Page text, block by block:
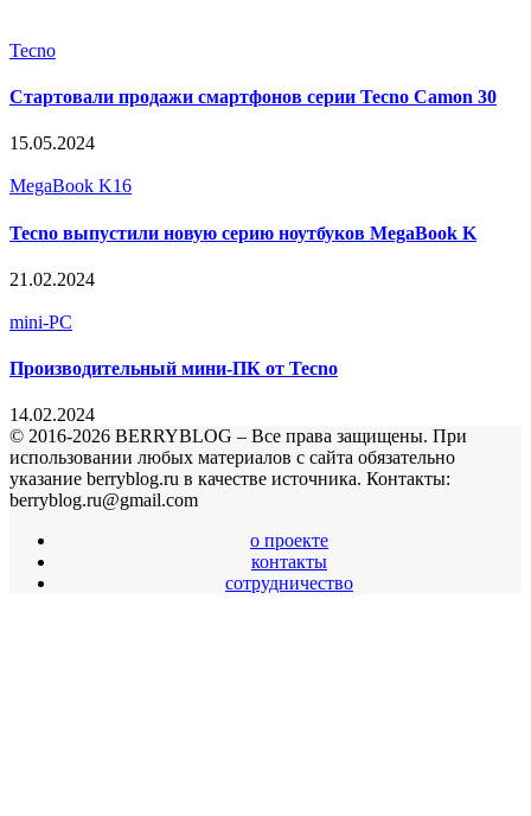
Tecno
Стартовали продажи смартфонов серии Tecno Camon 30
15.05.2024
MegaBook K16
Tecno выпустили новую серию ноутбуков MegaBook K
21.02.2024
mini-PC
Производительный мини-ПК от Tecno
14.02.2024
© 2016-2026 BERRYBLOG – Все права защищены. При
использовании любых материалов с сайта обязательно
указание berryblog.ru в качестве источника. Контакты:
berryblog.ru@gmail.com
о проекте
контакты
сотрудничество